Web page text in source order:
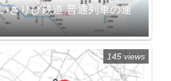
さりび鉄道 普通列車の運
145 views